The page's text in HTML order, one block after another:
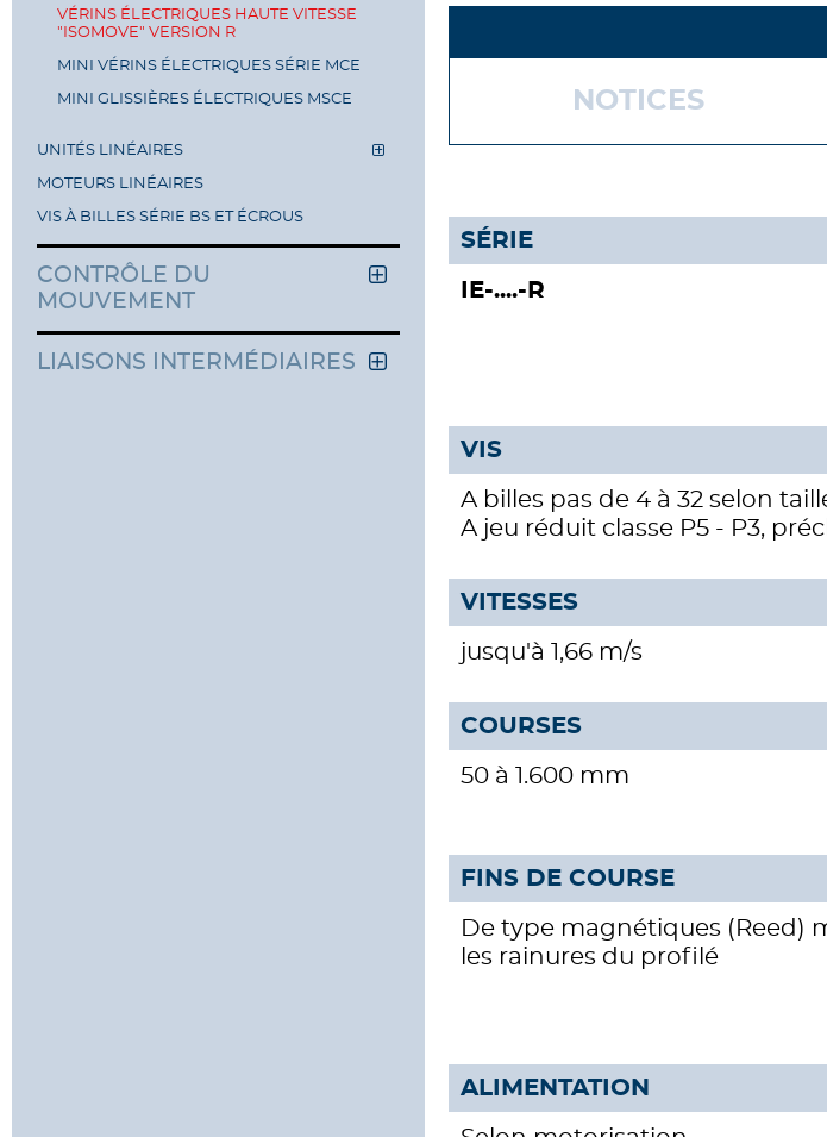
VÉRINS ÉLECTRIQUES HAUTE VITESSE
"ISOMOVE" VERSION R
MINI VÉRINS ÉLECTRIQUES SÉRIE MCE
MINI GLISSIÈRES ÉLECTRIQUES MSCE
UNITÉS LINÉAIRES
MOTEURS LINÉAIRES
VIS À BILLES SÉRIE BS ET ÉCROUS
CONTRÔLE DU
MOUVEMENT
LIAISONS INTERMÉDIAIRES
NOTICES
SÉRIE
IE-....-R
VIS
A billes pas de 4 à 32 selon
A jeu réduit classe P5 - P3,
VITESSES
jusqu'à 1,66 m/s
COURSES
50 à 1.600 mm
FINS DE COURSE
De type magnétiques (Reed)
les rainures du profilé
ALIMENTATION